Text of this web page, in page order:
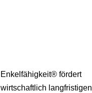
Enkelfähigkeit® fördert
wirtschaftlich langfristigen